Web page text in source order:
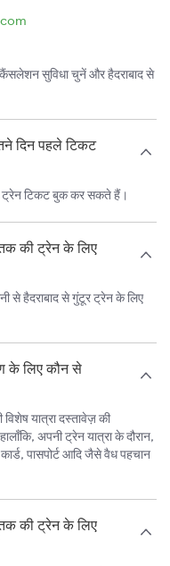
सुविधा चुनें और हैदराबाद से
दिन पहले टिकट
ट्रेन टिकट बुक कर सकते हैं।
की ट्रेन के लिए
हैदराबाद से गुंटूर ट्रेन के लिए
के लिए कौन से
यात्रा दस्तावेज़ की
अपनी ट्रेन यात्रा के दौरान,
पासपोर्ट आदि जैसे वैध पहचान
की ट्रेन के लिए